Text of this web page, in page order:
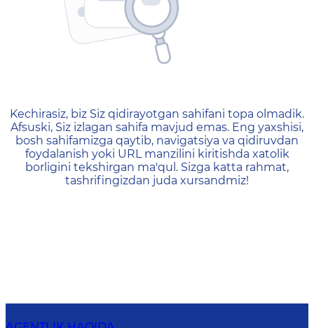
404 — Страница не
Kechirasiz, biz Siz qidirayotgan sahifani topa olmadik.
Afsuski, Siz izlagan sahifa mavjud emas. Eng yaxshisi,
bosh sahifamizga qaytib, navigatsiya va qidiruvdan
foydalanish yoki URL manzilini kiritishda xatolik
borligini tekshirgan ma'qul. Sizga katta rahmat,
tashrifingizdan juda xursandmiz!